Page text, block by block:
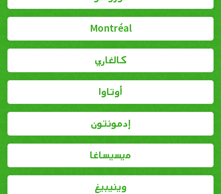
Montréal
كالغاري
أوتاوا
إدمونتون
ميسيساغا
وينيبيغ